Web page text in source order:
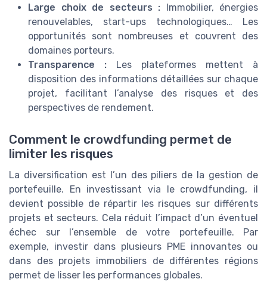
Large choix de secteurs : Immobilier, énergies
renouvelables, start-ups technologiques… Les
opportunités sont nombreuses et couvrent des
domaines porteurs.
Transparence : Les plateformes mettent à
disposition des informations détaillées sur chaque
projet, facilitant l’analyse des risques et des
perspectives de rendement.
Comment le crowdfunding permet de
limiter les risques
La diversification est l’un des piliers de la gestion de
portefeuille. En investissant via le crowdfunding, il
devient possible de répartir les risques sur différents
projets et secteurs. Cela réduit l’impact d’un éventuel
échec sur l’ensemble de votre portefeuille. Par
exemple, investir dans plusieurs PME innovantes ou
dans des projets immobiliers de différentes régions
permet de lisser les performances globales.